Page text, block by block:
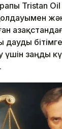
Tristan
дауды
заңды